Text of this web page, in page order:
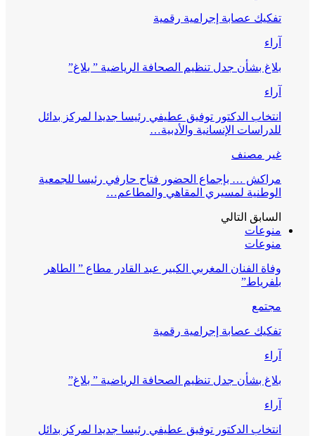
تفكيك عصابة إجرامية رقمية
آراء
بلاغ بشأن جدل تنظيم الصحافة الرياضية ” بلاغ”
آراء
انتخاب الدكتور توفيق عطيفي رئيسا جديدا لمركز بدائل
للدراسات الإنسانية والأدبية…
غير مصنف
مراكش … بإجماع الحضور فتاح حارفي رئيسا للجمعية
الوطنية لمسيري المقاهي والمطاعم…
السابق التالي
منوعات
منوعات
وفاة الفنان المغربي الكبير عبد القادر مطاع ” الطاهر
بلفرياط”
مجتمع
تفكيك عصابة إجرامية رقمية
آراء
بلاغ بشأن جدل تنظيم الصحافة الرياضية ” بلاغ”
آراء
انتخاب الدكتور توفيق عطيفي رئيسا جديدا لمركز بدائل